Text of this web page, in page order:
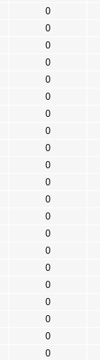
0
0
0
0
0
0
0
0
0
0
0
0
0
0
0
0
0
0
0
0
0